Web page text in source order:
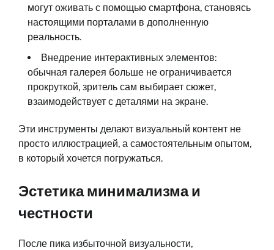
могут оживать с помощью смартфона, становясь
настоящими порталами в дополненную
реальность.
Внедрение интерактивных элементов:
обычная галерея больше не ограничивается
прокруткой, зритель сам выбирает сюжет,
взаимодействует с деталями на экране.
Эти инструменты делают визуальный контент не
просто иллюстрацией, а самостоятельным опытом,
в который хочется погружаться.
Эстетика минимализма и
честности
После пика избыточной визуальности,